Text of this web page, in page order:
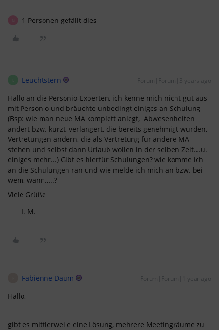
N 1 Personen gefällt dies
Leuchtstern Forum|Forum|3 years ago
Hallo an die Personio-Experten, ich kenne mich nicht gut aus
mit Personio und bräuchte unbedingt einiges an Schulung
(Bsp: wie man neue MA komplett anlegt, Abwesenheiten
ändert bzw. kürzt, verlängert, die bereits genehmigt wurden,
Vertretungen ändern, die als Vertretung für andere MA
stehen und selbst dann Urlaub wollen in der selben Zeit….u.
einiges mehr...) Gibt es hierfür Schulungen? wie komme ich
an die Schulungen ran und wie melde ich mich an bzw. bei
wem, wann…..?
Viele Grüße
M.
Fabienne Daum Forum|Forum|1 year ago
Hallo,
gibt es mittlerweile eine Lösung, mehrere Meetingräume zu